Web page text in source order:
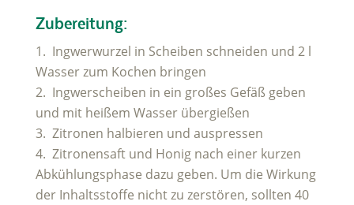
Zubereitung:
Ingwerwurzel in Scheiben schneiden und 2 l
Wasser zum Kochen bringen
Ingwerscheiben in ein großes Gefäß geben
und mit heißem Wasser übergießen
Zitronen halbieren und auspressen
Zitronensaft und Honig nach einer kurzen
Abkühlungsphase dazu geben. Um die Wirkung
der Inhaltsstoffe nicht zu zerstören, sollten 40